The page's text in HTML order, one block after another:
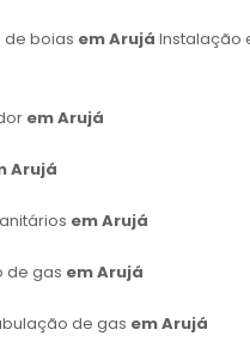
de boias em Arujá Instalação
em Arujá
Arujá
em Arujá
de gas em Arujá
de gas em Arujá